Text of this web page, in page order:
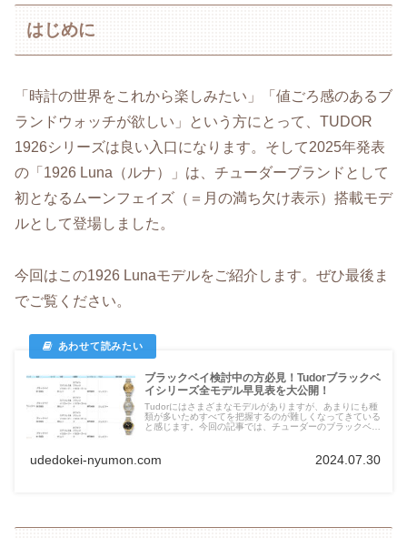
はじめに
「時計の世界をこれから楽しみたい」「値ごろ感のあるブ
ランドウォッチが欲しい」という方にとって、TUDOR
1926シリーズは良い入口になります。そして2025年発表
の「1926 Luna（ルナ）」は、チューダーブランドとして
初となるムーンフェイズ（＝月の満ち欠け表示）搭載モデ
ルとして登場しました。
今回はこの1926 Lunaモデルをご紹介します。ぜひ最後ま
でご覧ください。
ブラックベイ検討中の方必見！Tudorブラックベ
イシリーズ全モデル早見表を大公開！
Tudorにはさまざまなモデルがありますが、あまりにも種
類が多いためすべてを把握するのが難しくなってきている
と感じます。今回の記事では、チューダーのブラックベイ
だ、、、という後悔をする人が少しでもいなくなれば幸い
です。
udedokei-nyumon.com 2024.07.30